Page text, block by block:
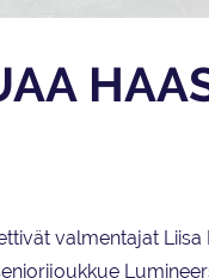
valmentajat